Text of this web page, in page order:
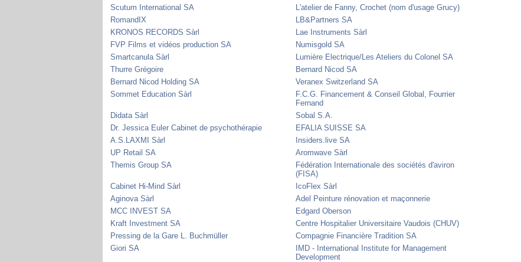
Scutum International SA
L'atelier de Fanny, Crochet (nom d'usage Grucy)
RomandIX
LB&Partners SA
KRONOS RECORDS Sàrl
Lae Instruments Sàrl
FVP Films et vidéos production SA
Numisgold SA
Smartcanula Sàrl
Lumière Electrique/Les Ateliers du Colonel SA
Thurre Grégoire
Bernard Nicod SA
Bernard Nicod Holding SA
Veranex Switzerland SA
Sommet Education Sàrl
F.C.G. Financement & Conseil Global, Fourrier
Fernand
Didata Sàrl
Sobal S.A.
Dr. Jessica Euler Cabinet de psychothérapie
EFALIA SUISSE SA
A.S.LAXMI Sàrl
Insiders.live SA
UP Retail SA
Aromwave Sàrl
Themis Group SA
Fédération Internationale des sociétés d'aviron
(FISA)
Cabinet Hi-Mind Sàrl
IcoFlex Sàrl
Aginova Sàrl
Adel Peinture rénovation et maçonnerie
MCC INVEST SA
Edgard Oberson
Kraft Investment SA
Centre Hospitalier Universitaire Vaudois (CHUV)
Pressing de la Gare L. Buchmüller
Compagnie Financière Tradition SA
Giori SA
IMD - International Institute for Management
Development